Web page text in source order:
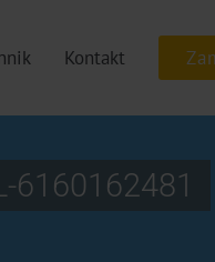
Kontakt
6160162481